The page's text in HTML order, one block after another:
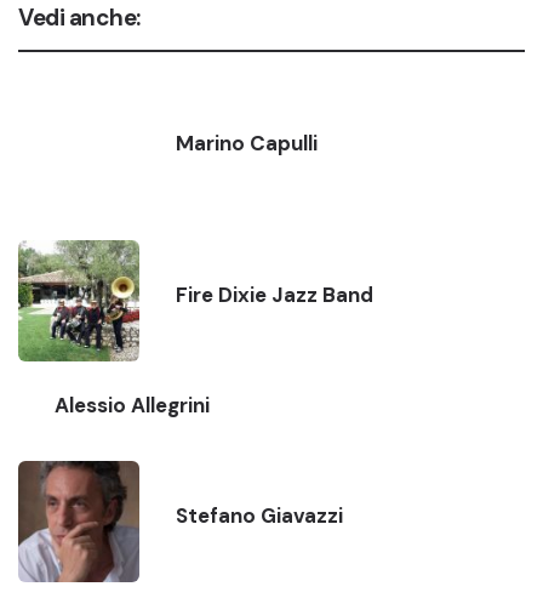
Vedi anche:
Marino Capulli
Fire Dixie Jazz Band
Alessio Allegrini
Stefano Giavazzi